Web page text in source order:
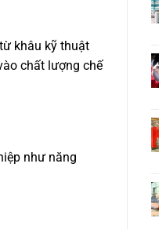
khâu kỹ thuật
chất lượng chế
như năng